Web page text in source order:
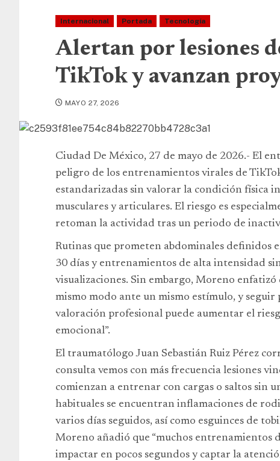
Internacional Portada Tecnología
Alertan por lesiones
TikTok y avanzan
MAYO 27, 2026
Ciudad De México, 27 de mayo de 2026.- El
peligro de los entrenamientos virales de
estandarizadas sin valorar la condición física
musculares y articulares. El riesgo es
retoman la actividad tras un periodo de
Rutinas que prometen abdominales definidos
30 días y entrenamientos de alta intensidad
visualizaciones. Sin embargo, Moreno
mismo modo ante un mismo estímulo, y
valoración profesional puede aumentar el
emocional”.
El traumatólogo Juan Sebastián Ruiz Pérez
consulta vemos con más frecuencia lesiones
comienzan a entrenar con cargas o saltos sin
habituales se encuentran inflamaciones de
varios días seguidos, así como esguinces de
Moreno añadió que “muchos entrenamientos
impactar en pocos segundos y captar la